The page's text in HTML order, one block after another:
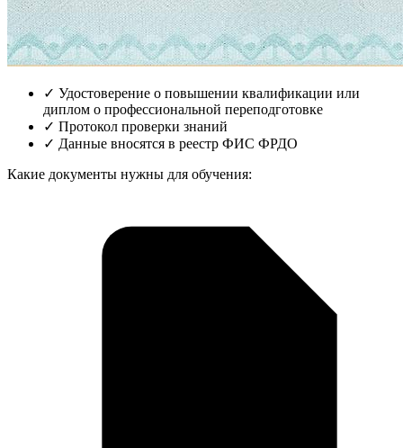
✓ Удостоверение о повышении квалификации или
диплом о профессиональной переподготовке
✓ Протокол проверки знаний
✓ Данные вносятся в реестр ФИС ФРДО
Какие документы нужны для обучения: